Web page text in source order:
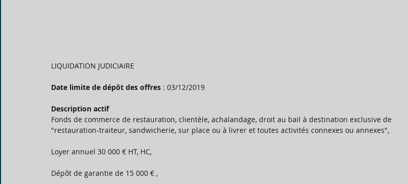
LIQUIDATION JUDICIAIRE
Date limite de dépôt des offres : 03/12/2019
Description actif
Fonds de commerce de restauration, clientèle, achalandage, droit au bail à destination exclusive de
"restauration-traiteur, sandwicherie, sur place ou à livrer et toutes activités connexes ou annexes",
Loyer annuel 30 000 € HT, HC,
Dépôt de garantie de 15 000 € ,